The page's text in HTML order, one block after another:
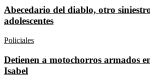
Abecedario del diablo, otro
adolescentes
Policiales
Detienen a motochorros armados
Isabel